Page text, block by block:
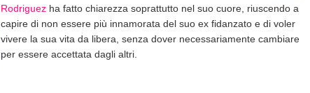
Rodriguez ha fatto chiarezza soprattutto nel suo cuore, riuscendo a
capire di non essere più innamorata del suo ex fidanzato e di voler
vivere la sua vita da libera, senza dover necessariamente cambiare
per essere accettata dagli altri.